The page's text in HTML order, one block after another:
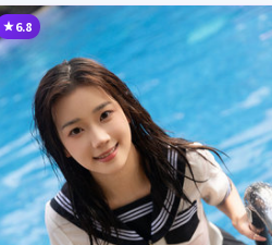
6.8